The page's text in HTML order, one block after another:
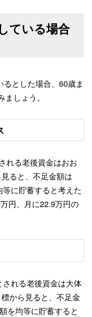
ている場合
とした場合、60歳ま
しょう。
れる老後資金はおお
ると、不足金額は
に貯蓄すると考えた
円、月に22.9万円の
れる老後資金は大体
から見ると、不足金
を均等に貯蓄すると